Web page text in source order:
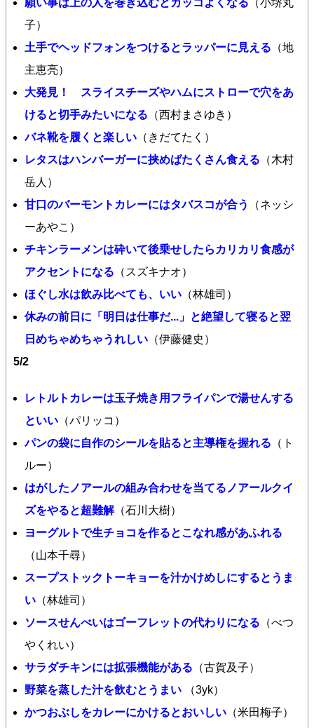
願い事は上の人を巻き込むとカッコよくなる （小堺丸
子）
土手でヘッドフォンをつけるとラッパーに見える （地
主恵亮）
大発見！ スライスチーズやハムにストローで穴をあ
けると切手みたいになる （西村まさゆき）
バネ靴を履くと楽しい （きだてたく）
レタスはハンバーガーに挟めばたくさん食える （木村
岳人）
甘口のバーモントカレーにはタバスコが合う
（ネッシ
ーあやこ）
チキンラーメンは砕いて後乗せしたらカリカリ食感が
アクセントになる （スズキナオ）
ほぐし水は飲み比べても、いい （林雄司）
休みの前日に「明日は仕事だ...」と絶望して寝ると翌
日めちゃめちゃうれしい （伊藤健史）
5/2
レトルトカレーは玉子焼き用フライパンで湯せんする
といい （パリッコ）
パンの袋に自作のシールを貼ると主導権を握れる （ト
ルー）
はがしたノアールの組み合わせを当てるノアールクイ
ズをやると超難解（石川大樹）
ヨーグルトで生チョコを作るとこなれ感があふれる
（山本千尋）
スープストックトーキョーを汁かけめしにするとうま
い （林雄司）
ソースせんべいはゴーフレットの代わりになる （べつ
やくれい）
サラダチキンには拡張機能がある （古賀及子）
野菜を蒸した汁を飲むとうまい
（3yk）
かつおぶしをカレーにかけるとおいしい （米田梅子）